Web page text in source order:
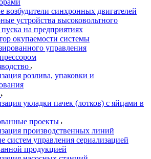
возбудители синхронных двигателей
устройства высоковольтного
на предприятиях
окупаемости системы
управления
розлива, упаковки и
укладки пачек (лотков) с яйцами в
проекты
производственных линий
систем управления сериализацией
продукцией